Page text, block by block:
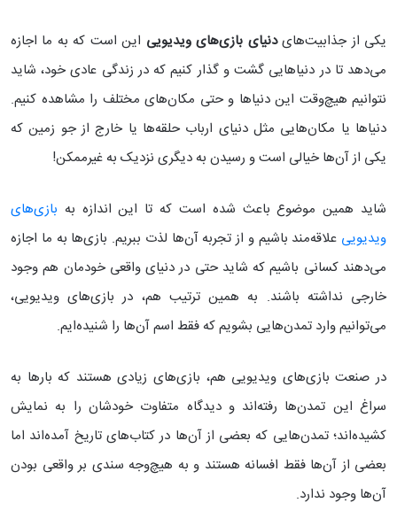
یکی از جذابیت‌هایدنیای بازی‌های ویدیویی این است که به ما اجازه
می‌‌دهد تا در دنیاهایی گشت و گذار کنیم که در زندگی عادی خود، شاید
نتوانیم هیچ‌وقت این دنیاها و حتی مکان‌های مختلف را مشاهده کنیم.
دنیاها یا مکان‌هایی مثل دنیای ارباب حلقه‌ها یا خارج از جو زمین که
یکی از آن‌ها خیالی است و رسیدن به دیگری نزدیک به غیرممکن!
شاید همین موضوع باعث شده است که تا این اندازه به بازی‌های
ویدیویی علاقه‌مند باشیم و از تجربه آن‌ها لذت ببریم. بازی‌ها به ما اجازه
می‌دهند کسانی باشیم که شاید حتی در دنیای واقعی خودمان هم وجود
خارجی نداشته باشند. به همین ترتیب هم، در بازی‌های ویدیویی،
می‌توانیم وارد تمدن‌هایی بشویم که فقط اسم‌ آن‌ها را شنیده‌ایم.
در صنعت بازی‌های ویدیویی هم، بازی‌های زیادی هستند که بارها به
سراغ این تمدن‌ها رفته‌اند و دیدگاه متفاوت خودشان را به نمایش
کشیده‌اند؛ تمدن‌هایی که بعضی از آن‌ها در کتاب‌های تاریخ آمده‌اند اما
بعضی از آن‌ها فقط افسانه هستند و به هیچ‌وجه سندی بر واقعی بودن
آن‌ها وجود ندارد.